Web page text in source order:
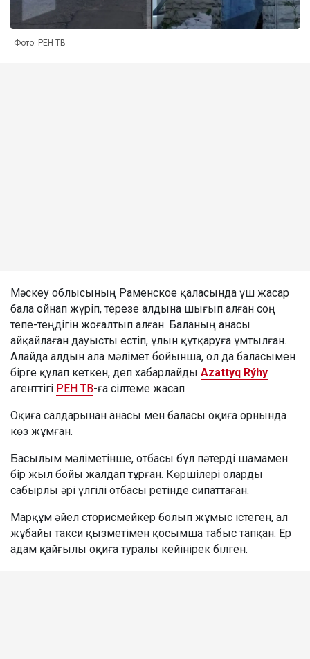
Фото: РЕН ТВ
Мәскеу облысының Раменское қаласында үш жасар
бала ойнап жүріп, терезе алдына шығып алған соң
тепе-теңдігін жоғалтып алған. Баланың анасы
айқайлаған дауысты естіп, ұлын құтқаруға ұмтылған.
Алайда алдын ала мәлімет бойынша, ол да баласымен
бірге құлап кеткен, деп хабарлайды Azattyq Rýhy
агенттігі РЕН ТВ-ға сілтеме жасап
Оқиға салдарынан анасы мен баласы оқиға орнында
көз жұмған.
Басылым мәліметінше, отбасы бұл пәтерді шамамен
бір жыл бойы жалдап тұрған. Көршілері оларды
сабырлы әрі үлгілі отбасы ретінде сипаттаған.
Марқұм әйел сторисмейкер болып жұмыс істеген, ал
жұбайы такси қызметімен қосымша табыс тапқан. Ер
адам қайғылы оқиға туралы кейінірек білген.